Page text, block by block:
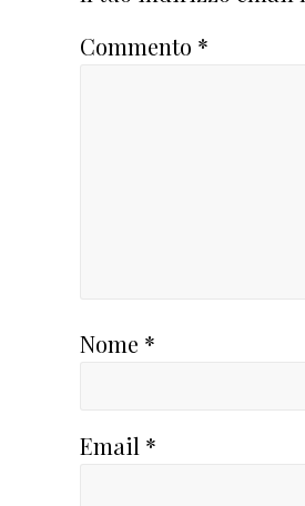
lettore
Commento *
Nome *
Email *